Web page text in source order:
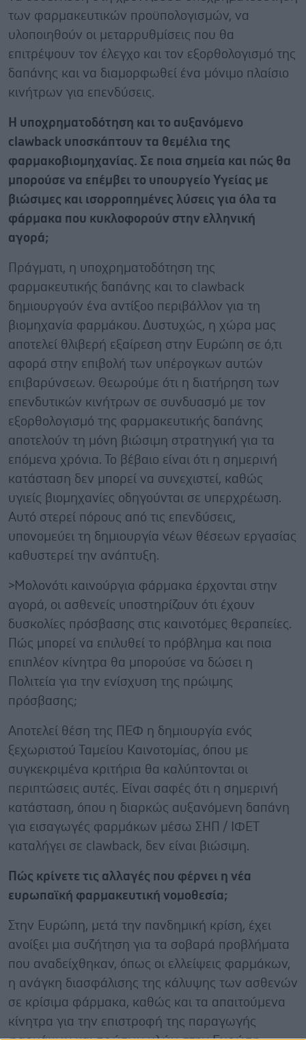
των φαρμακευτικών προϋπολογισμών, να
υλοποιηθούν οι μεταρρυθμίσεις που θα
επιτρέψουν τον έλεγχο και τον εξορθολογισμό της
δαπάνης και να διαμορφωθεί ένα μόνιμο πλαίσιο
κινήτρων για επενδύσεις.
Η υποχρηματοδότηση και το αυξανόμενο
clawback υποσκάπτουν τα θεμέλια της
φαρμακοβιομηχανίας. Σε ποια σημεία και πώς θα
μπορούσε να επέμβει το υπουργείο Υγείας με
βιώσιμες και ισορροπημένες λύσεις για όλα τα
φάρμακα που κυκλοφορούν στην ελληνική
αγορά;
Πράγματι, η υποχρηματοδότηση της
φαρμακευτικής δαπάνης και το clawback
δημιουργούν ένα αντίξοο περιβάλλον για τη
βιομηχανία φαρμάκου. Δυστυχώς, η χώρα μας
αποτελεί θλιβερή εξαίρεση στην Ευρώπη σε ό,τι
αφορά στην επιβολή των υπέρογκων αυτών
επιβαρύνσεων. Θεωρούμε ότι η διατήρηση των
επενδυτικών κινήτρων σε συνδυασμό με τον
εξορθολογισμό της φαρμακευτικής δαπάνης
αποτελούν τη μόνη βιώσιμη στρατηγική για τα
επόμενα χρόνια. Το βέβαιο είναι ότι η σημερινή
κατάσταση δεν μπορεί να συνεχιστεί, καθώς
υγιείς βιομηχανίες οδηγούνται σε υπερχρέωση.
Αυτό στερεί πόρους από τις επενδύσεις,
υπονομεύει τη δημιουργία νέων θέσεων εργασίας
καθυστερεί την ανάπτυξη.
>Μολονότι καινούργια φάρμακα έρχονται στην
αγορά, οι ασθενείς υποστηρίζουν ότι έχουν
δυσκολίες πρόσβασης στις καινοτόμες θεραπείες.
Πώς μπορεί να επιλυθεί το πρόβλημα και ποια
επιπλέον κίνητρα θα μπορούσε να δώσει η
Πολιτεία για την ενίσχυση της πρώιμης
πρόσβασης;
Αποτελεί θέση της ΠΕΦ η δημιουργία ενός
ξεχωριστού Ταμείου Καινοτομίας, όπου με
συγκεκριμένα κριτήρια θα καλύπτονται οι
περιπτώσεις αυτές. Είναι σαφές ότι η σημερινή
κατάσταση, όπου η διαρκώς αυξανόμενη δαπάνη
για εισαγωγές φαρμάκων μέσω ΣΗΠ / ΙΦΕΤ
καταλήγει σε clawback, δεν είναι βιώσιμη.
Πώς κρίνετε τις αλλαγές που φέρνει η νέα
ευρωπαϊκή φαρμακευτική νομοθεσία;
Στην Ευρώπη, μετά την πανδημική κρίση, έχει
ανοίξει μια συζήτηση για τα σοβαρά προβλήματα
που αναδείχθηκαν, όπως οι ελλείψεις φαρμάκων,
η ανάγκη διασφάλισης της κάλυψης των ασθενών
σε κρίσιμα φάρμακα, καθώς και τα απαιτούμενα
κίνητρα για την επιστροφή της παραγωγής